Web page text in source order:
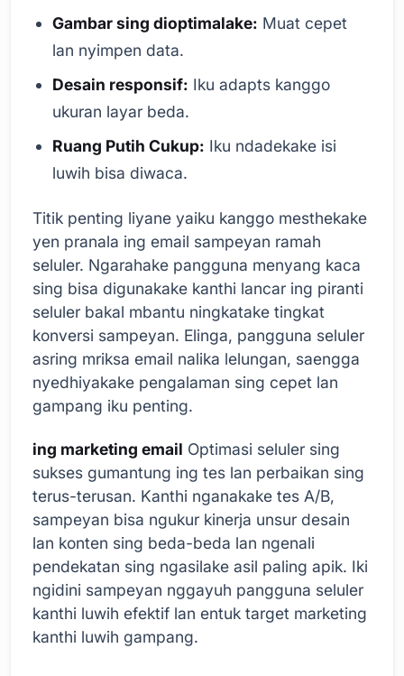
Gambar sing dioptimalake: Muat cepet
lan nyimpen data.
Desain responsif: Iku adapts kanggo
ukuran layar beda.
Ruang Putih Cukup: Iku ndadekake isi
luwih bisa diwaca.
Titik penting liyane yaiku kanggo mesthekake
yen pranala ing email sampeyan ramah
seluler. Ngarahake pangguna menyang kaca
sing bisa digunakake kanthi lancar ing piranti
seluler bakal mbantu ningkatake tingkat
konversi sampeyan. Elinga, pangguna seluler
asring mriksa email nalika lelungan, saengga
nyedhiyakake pengalaman sing cepet lan
gampang iku penting.
ing marketing email Optimasi seluler sing
sukses gumantung ing tes lan perbaikan sing
terus-terusan. Kanthi nganakake tes A/B,
sampeyan bisa ngukur kinerja unsur desain
lan konten sing beda-beda lan ngenali
pendekatan sing ngasilake asil paling apik. Iki
ngidini sampeyan nggayuh pangguna seluler
kanthi luwih efektif lan entuk target marketing
kanthi luwih gampang.